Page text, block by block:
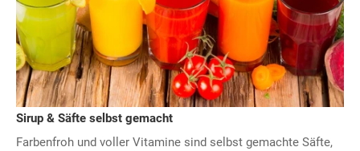
Sirup & Säfte selbst gemacht
Farbenfroh und voller Vitamine sind selbst gemachte Säfte,